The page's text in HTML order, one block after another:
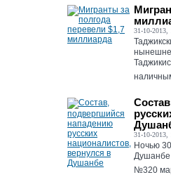
31-10-2013,
31-10-2013,
Ночью
Душанбе
№320